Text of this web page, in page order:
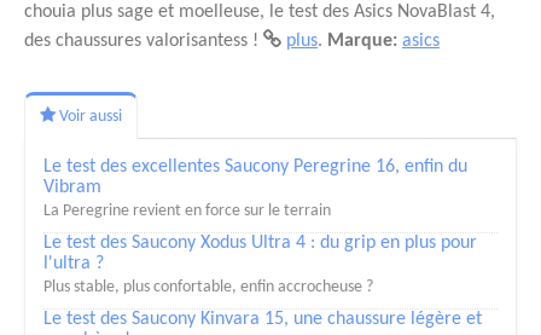
chouia plus sage et moelleuse, le test des Asics NovaBlast 4,
des chaussures valorisantess !
plus. Marque: asics
Voir aussi
Le test des excellentes Saucony Peregrine 16, enfin du
Vibram
La Peregrine revient en force sur le terrain
Le test des Saucony Xodus Ultra 4 : du grip en plus pour
l'ultra ?
Plus stable, plus confortable, enfin accrocheuse ?
Le test des Saucony Kinvara 15, une chaussure légère et